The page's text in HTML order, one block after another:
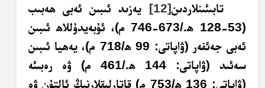
تابىئىنلاردىن[12] يەزىد ئىبىن ئەبى ھەبىب
(53-128 ھ./673-746 م)، ئۇبەيدۇللاھ ئىبىن
ئەبى جەئفەر (ۋاپاتى: 99 ھ/718 م)، يەھيا ئىبىن
سەئىد (ۋاپاتى: 144 ھ./461 م) ۋە رەبىئە
(ۋاپاتى: 136 ھ/753 م) قاتارلىقلارنىڭ ئالتۇن ۋە